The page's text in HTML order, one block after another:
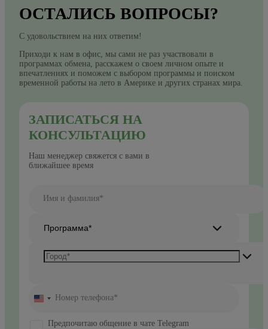
ОСТАЛИСЬ ВОПРОСЫ?
С удовольствием на них ответим!
Приходи к нам в офис, мы сами не раз участвовали в
программах обмена, расскажем о своем личном опыте и
впечатлениях и поможем с выбором программы и поиском
временной работы на лето в Америке и других странах мира.
ЗАПИСАТЬСЯ НА
КОНСУЛЬТАЦИЮ
Наш менеджер свяжется с вами в
ближайшее время
Имя и фамилия*
Программа*
United
+1
Номер телефона*
Предпочитаю общение в чате Telegram